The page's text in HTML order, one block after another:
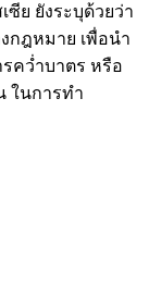
ย ยังระบุด้วยว่า
กฎหมาย เพื่อนำ
คว่ำบาตร หรือ
ในการทำ